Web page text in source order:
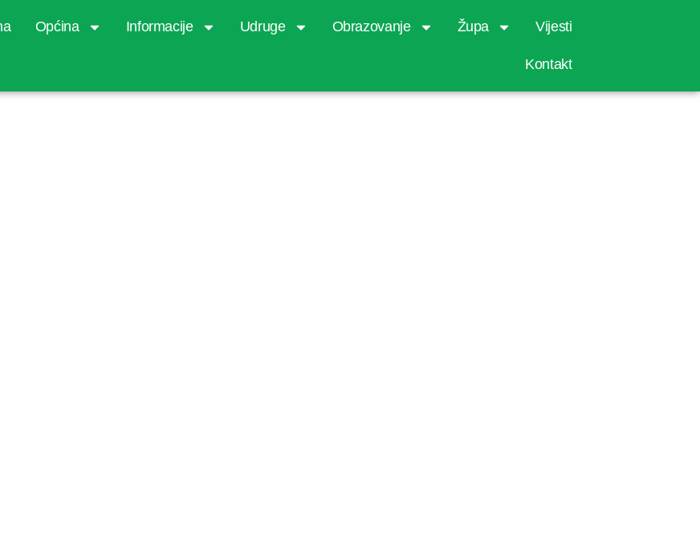
Općina Informacije Udruge Obrazovanje Župa Vijesti
Kontakt